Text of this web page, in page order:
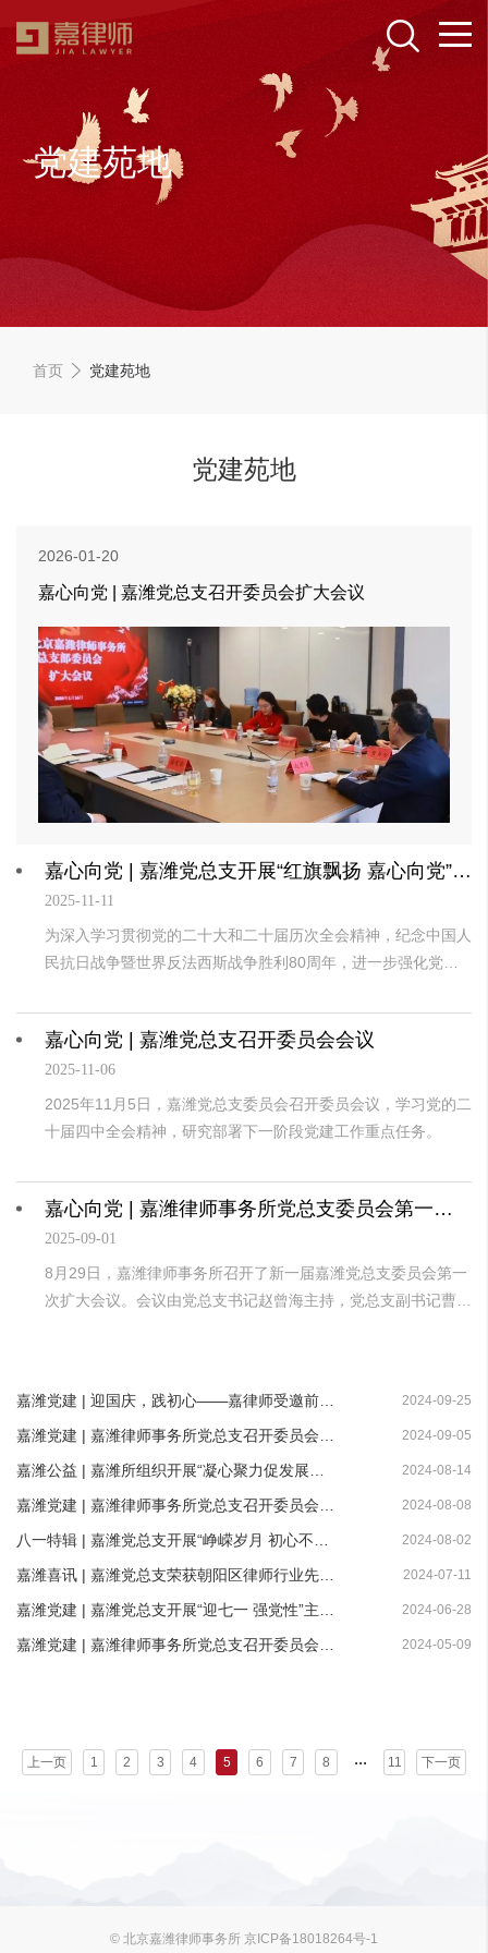
党建苑地
首页 党建苑地
党建苑地
2026-01-20
嘉心向党 | 嘉潍党总支召开委员会扩大会议
嘉心向党 | 嘉潍党总支开展“红旗飘扬 嘉心向党”主题党日活动
2025-11-11
为深入学习贯彻党的二十大和二十届历次全会精神，纪念中国人
民抗日战争暨世界反法西斯战争胜利80周年，进一步强化党性
红色教育基地，开展“红旗飘扬 嘉心向党”主题党日活动。
嘉心向党 | 嘉潍党总支召开委员会会议
2025-11-06
2025年11月5日，嘉潍党总支委员会召开委员会议，学习党的二
十届四中全会精神，研究部署下一阶段党建工作重点任务。
嘉心向党 | 嘉潍律师事务所党总支委员会第一次扩大会议顺利召开
2025-09-01
8月29日，嘉潍律师事务所召开了新一届嘉潍党总支委员会第一
次扩大会议。会议由党总支书记赵曾海主持，党总支副书记曹春
2024-09-25
2024-09-05
2024-08-14
2024-08-08
2024-08-02
2024-07-11
2024-06-28
2024-05-09
上一页 1 2 3 4 5 6 7 8 ... 11 下一页
© 北京嘉潍律师事务所 京ICP备18018264号-1